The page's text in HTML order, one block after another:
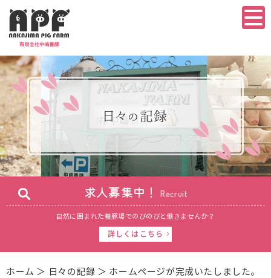
求人募集中！ Recruit
自然に囲まれた養豚場でのびのびと働きませんか？
詳しくはこちら
ホーム ＞ 日々の記録 ＞ ホームページが完成いたしました。